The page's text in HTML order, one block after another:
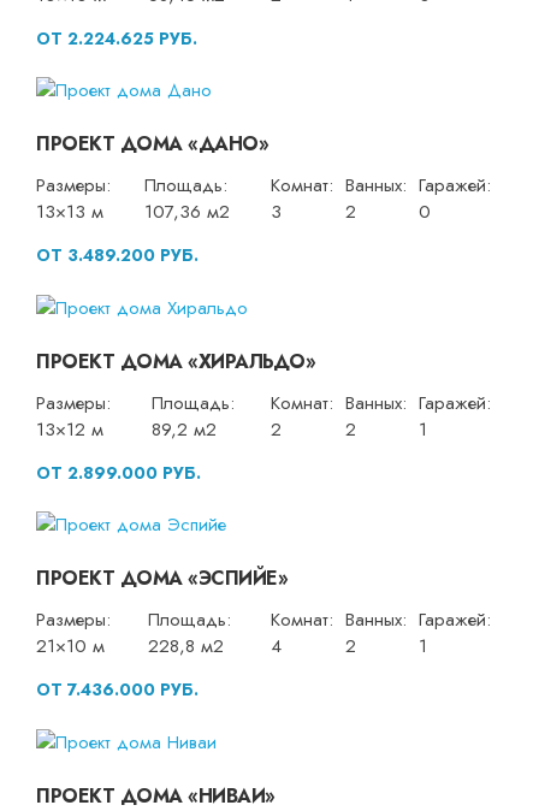
ОТ 2.224.625 РУБ.
ПРОЕКТ ДОМА «ДАНО»
Размеры:
13×13 м
Площадь:
107,36 м2
Комнат:
3
Ванных:
2
Гаражей:
0
ОТ 3.489.200 РУБ.
ПРОЕКТ ДОМА «ХИРАЛЬДО»
Размеры:
13×12 м
Площадь:
89,2 м2
Комнат:
2
Ванных:
2
Гаражей:
1
ОТ 2.899.000 РУБ.
ПРОЕКТ ДОМА «ЭСПИЙЕ»
Размеры:
21×10 м
Площадь:
228,8 м2
Комнат:
4
Ванных:
2
Гаражей:
1
ОТ 7.436.000 РУБ.
ПРОЕКТ ДОМА «НИВАИ»